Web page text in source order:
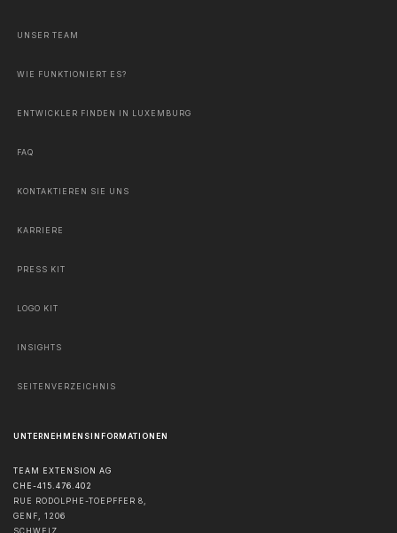
UNSER TEAM
WIE FUNKTIONIERT ES?
ENTWICKLER FINDEN IN LUXEMBURG
FAQ
KONTAKTIEREN SIE UNS
KARRIERE
PRESS KIT
LOGO KIT
INSIGHTS
SEITENVERZEICHNIS
UNTERNEHMENSINFORMATIONEN
TEAM EXTENSION AG
CHE-415.476.402
RUE RODOLPHE-TOEPFFER 8,
GENF, 1206